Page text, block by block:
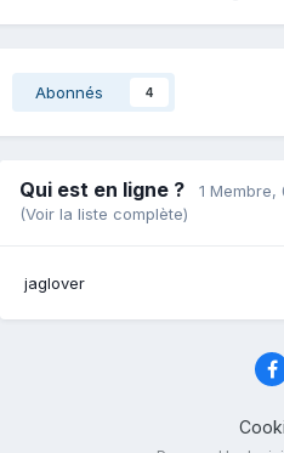
Abonnés 4
Qui est en ligne ? 1 Membre,
(Voir la liste complète)
jaglover